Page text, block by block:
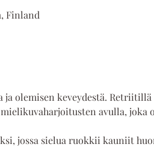
Finland
ja olemisen keveydestä.
avulla, joka
jossa sielua ruokkii kauniit